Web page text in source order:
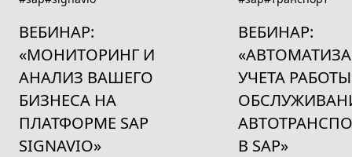
ВЕБИНАР:
«МОНИТОРИНГ И
АНАЛИЗ ВАШЕГО
БИЗНЕСА НА
ПЛАТФОРМЕ SAP
SIGNAVIO»
ВЕБИНАР:
УЧЕТА
В SAP»